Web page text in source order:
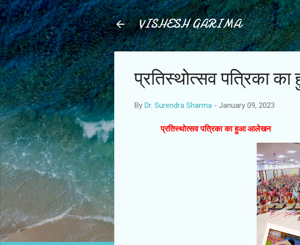
VISHESH GARIMA
प्रतिस्थोत्सव पत्रिका
By Dr. Surendra Sharma - January 09, 2023
प्रतिस्थोत्सव पत्रिका का हुआ आलेखन